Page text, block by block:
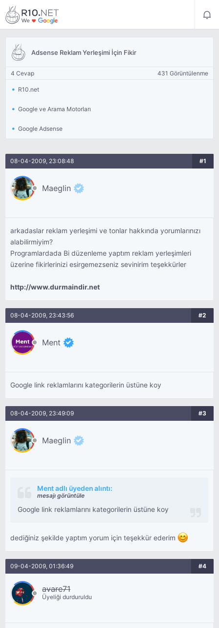
Adsense Reklam Yerleşimi İçin Fikir
4 Cevap 431 Görüntülenme
R10.net
Google ve Arama Motorları
Google Adsense
08-04-2009, 23:08:48 #1
Maeglin
arkadaslar reklam yerleşimi ve tonlar hakkında yorumlarınızı
alabilirmiyim?
Programlardada Bi düzenleme yaptım reklam yerleşimleri
üzerine fikirlerinizi esirgemezseniz sevinirim teşekkürler
http://www.durmaindir.net
08-04-2009, 23:43:56 #2
Ment
Google link reklamlarını kategorilerin üstüne koy
08-04-2009, 23:49:09 #3
Maeglin
Ment adlı üyeden alıntı:
mesajı görüntüle
Google link reklamlarını kategorilerin üstüne koy
dediğiniz şekilde yaptım yorum için teşekkür ederim
09-04-2009, 01:36:49 #4
avare71
Üyeliği durduruldu